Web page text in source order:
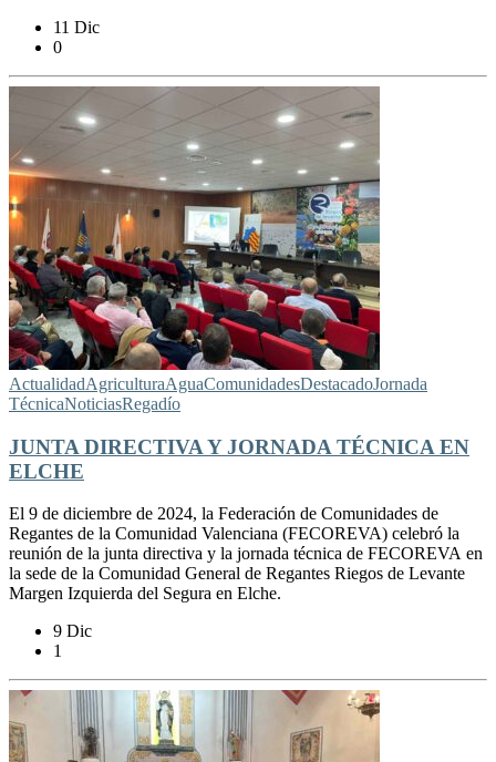
11 Dic
0
ActualidadAgriculturaAguaComunidadesDestacadoJornada
TécnicaNoticiasRegadío
JUNTA DIRECTIVA Y JORNADA TÉCNICA EN
ELCHE
El 9 de diciembre de 2024, la Federación de Comunidades de
Regantes de la Comunidad Valenciana (FECOREVA) celebró la
reunión de la junta directiva y la jornada técnica de FECOREVA en
la sede de la Comunidad General de Regantes Riegos de Levante
Margen Izquierda del Segura en Elche.
9 Dic
1